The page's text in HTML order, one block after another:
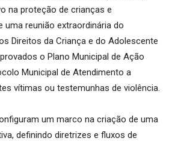
na proteção de crianças e
uma reunião extraordinária do
Direitos da Criança e do Adolescente
o Plano Municipal de Ação
Municipal de Atendimento a
vítimas ou testemunhas de violência.
um marco na criação de uma
definindo diretrizes e fluxos de